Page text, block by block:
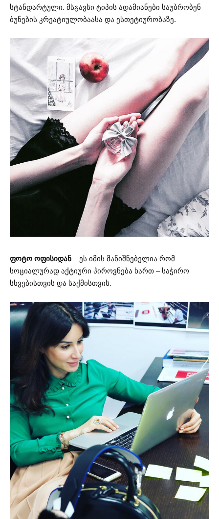
სტანდარტული. მსგავსი ტიპის ადამიანები საუბრობენ
ბუნების კრეატიულობაასა და ესთეტიურობაზე.
ფოტო ოფისიდან – ეს იმის მანიშნებელია რომ
სოციალურად აქტიური პიროვნება ხართ – საჭირო
სხვებისთვის და საქმისთვის.